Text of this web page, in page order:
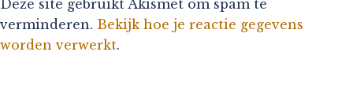
Deze site gebruikt Akismet om spam te
verminderen. Bekijk hoe je reactie gegevens
worden verwerkt.